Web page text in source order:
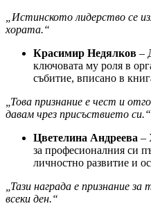
„Истинското лидерство се
хората.“
Красимир Недялков –
ключовата му роля в
събитие, вписано в
„Това признание е чест и
давам чрез присъствието си.“
Цветелина Андреева –
за професионалния си
личностно развитие и
„Тази награда е признание
всеки ден.“